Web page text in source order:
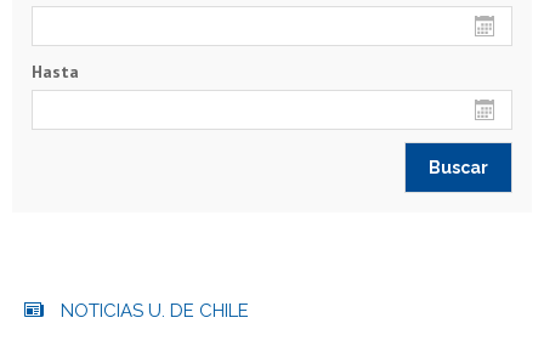
Hasta
NOTICIAS U. DE CHILE